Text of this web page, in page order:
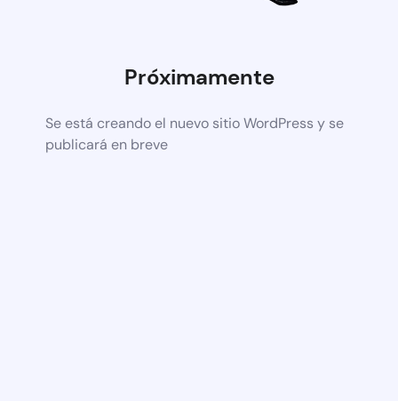
Próximamente
Se está creando el nuevo sitio WordPress y se
publicará en breve